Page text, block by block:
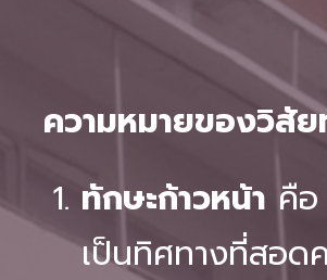
ความหมายของวิสั
ทักษะก้าวหน้า คื
เป็นทิศทางที่สอ